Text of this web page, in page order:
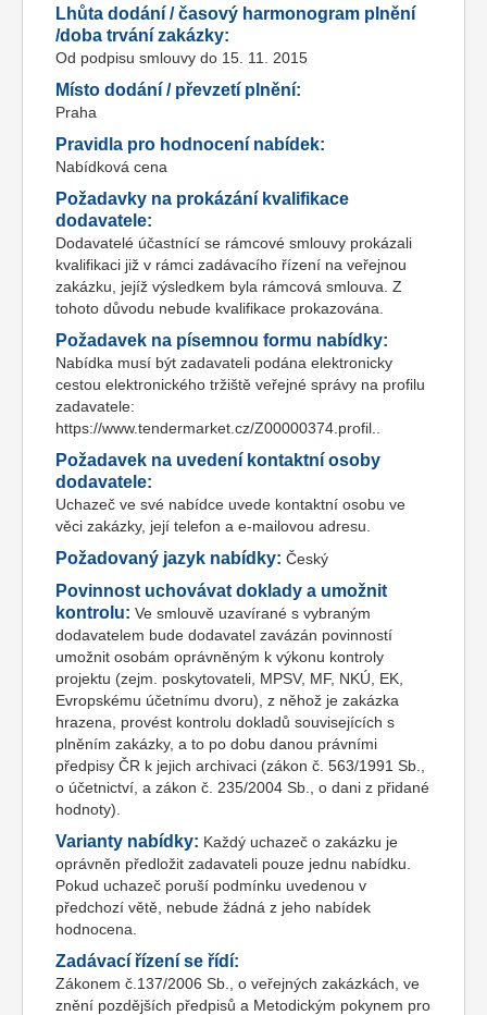
Lhůta dodání / časový harmonogram plnění
/doba trvání zakázky:
Od podpisu smlouvy do 15. 11. 2015
Místo dodání / převzetí plnění:
Praha
Pravidla pro hodnocení nabídek:
Nabídková cena
Požadavky na prokázání kvalifikace
dodavatele:
Dodavatelé účastnící se rámcové smlouvy prokázali
kvalifikaci již v rámci zadávacího řízení na veřejnou
zakázku, jejíž výsledkem byla rámcová smlouva. Z
tohoto důvodu nebude kvalifikace prokazována.
Požadavek na písemnou formu nabídky:
Nabídka musí být zadavateli podána elektronicky
cestou elektronického tržiště veřejné správy na profilu
zadavatele:
https://www.tendermarket.cz/Z00000374.profil..
Požadavek na uvedení kontaktní osoby
dodavatele:
Uchazeč ve své nabídce uvede kontaktní osobu ve
věci zakázky, její telefon a e-mailovou adresu.
Požadovaný jazyk nabídky: Český
Povinnost uchovávat doklady a umožnit
kontrolu: Ve smlouvě uzavírané s vybraným
dodavatelem bude dodavatel zavázán povinností
umožnit osobám oprávněným k výkonu kontroly
projektu (zejm. poskytovateli, MPSV, MF, NKÚ, EK,
Evropskému účetnímu dvoru), z něhož je zakázka
hrazena, provést kontrolu dokladů souvisejících s
plněním zakázky, a to po dobu danou právními
předpisy ČR k jejich archivaci (zákon č. 563/1991 Sb.,
o účetnictví, a zákon č. 235/2004 Sb., o dani z přidané
hodnoty).
Varianty nabídky: Každý uchazeč o zakázku je
oprávněn předložit zadavateli pouze jednu nabídku.
Pokud uchazeč poruší podmínku uvedenou v
předchozí větě, nebude žádná z jeho nabídek
hodnocena.
Zadávací řízení se řídí:
Zákonem č.137/2006 Sb., o veřejných zakázkách, ve
znění pozdějších předpisů a Metodickým pokynem pro